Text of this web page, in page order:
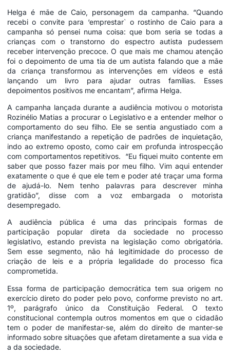
Helga é mãe de Caio, personagem da campanha. “Quando
recebi o convite para ‘emprestar` o rostinho de Caio para a
campanha só pensei numa coisa: que bom seria se todas a
crianças com o transtorno do espectro autista pudessem
receber intervenção precoce. O que mais me chamou atenção
foi o depoimento de uma tia de um autista falando que a mãe
da criança transformou as intervenções em vídeos e está
lançando um livro para ajudar outras famílias. Esses
depoimentos positivos me encantam”, afirma Helga.
A campanha lançada durante a audiência motivou o motorista
Rozinélio Matias a procurar o Legislativo e a entender melhor o
comportamento do seu filho. Ele se sentia angustiado com a
criança manifestando a repetição de padrões de inquietação,
indo ao extremo oposto, como cair em profunda introspecção
com comportamentos repetitivos. “Eu fiquei muito contente em
saber que posso fazer mais por meu filho. Vim aqui entender
exatamente o que é que ele tem e poder até traçar uma forma
de ajudá-lo. Nem tenho palavras para descrever minha
gratidão”, disse com a voz embargada o motorista
desempregado.
A audiência pública é uma das principais formas de
participação popular direta da sociedade no processo
legislativo, estando prevista na legislação como obrigatória.
Sem esse segmento, não há legitimidade do processo de
criação de leis e a própria legalidade do processo fica
comprometida.
Essa forma de participação democrática tem sua origem no
exercício direto do poder pelo povo, conforme previsto no art.
1º, parágrafo único da Constituição Federal. O texto
constitucional contempla outros momentos em que o cidadão
tem o poder de manifestar-se, além do direito de manter-se
informado sobre situações que afetam diretamente a sua vida e
a da sociedade.